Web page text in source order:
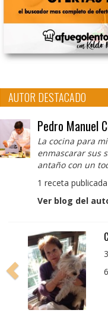
AUTOR DESTACADO
Pedro Manuel
La cocina para
enmascarar sus
antaño con un
1 receta publicada
Ver blog del